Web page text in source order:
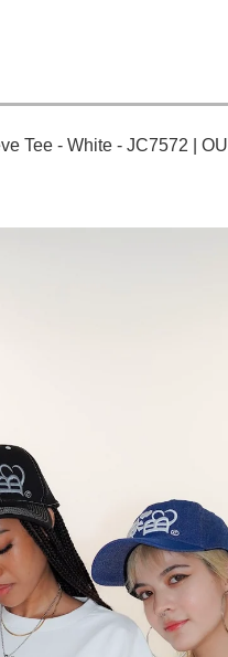
Tee - White - JC7572 |